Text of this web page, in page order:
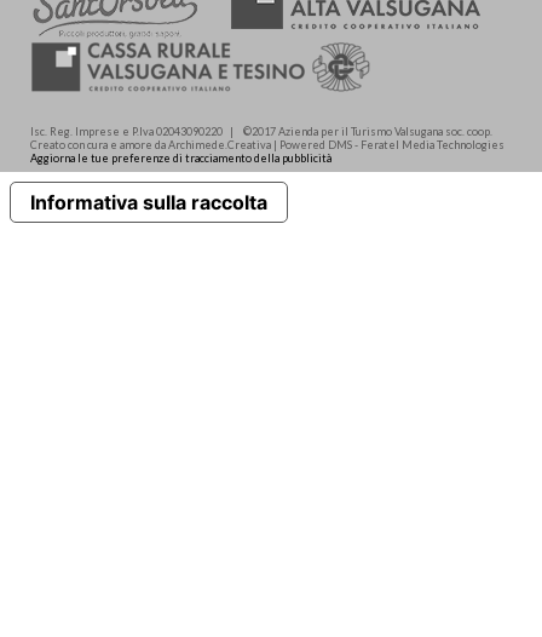
Isc. Reg. Imprese e P.Iva 02043090220 | ©2017 Azienda per il Turismo Valsugana soc. coop.
Creato con cura e amore da Archimede.Creativa | Powered DMS - Feratel Media Technologies
Aggiorna le tue preferenze di tracciamento della pubblicità
Informativa sulla raccolta